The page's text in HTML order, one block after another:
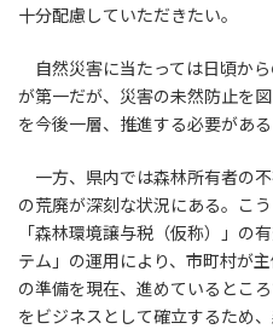
十分配慮していただきたい。
自然災害に当たっては日頃か
が第一だが、災害の未然防止を
を今後一層、推進する必要がある
一方、県内では森林所有者の
の荒廃が深刻な状況にある。こ
「森林環境譲与税（仮称）」の
テム」の運用により、市町村が
の準備を現在、進めているとこ
をビジネスとして確立するため